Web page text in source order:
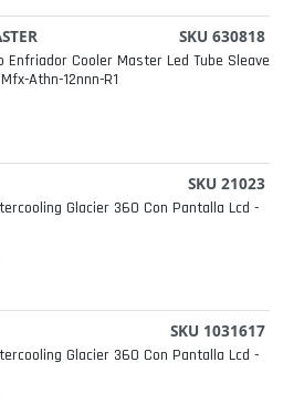
SKU 630818
Enfriador Cooler Master Led Tube Sleave
P/n Mfx-Athn-12nnn-R1
SKU 21023
Glacier 360 Con Pantalla Lcd -
SKU 1031617
Glacier 360 Con Pantalla Lcd -